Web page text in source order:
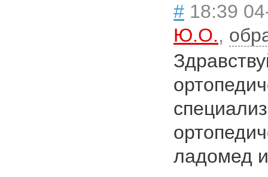
# 18:39
Ю.О.,
ладомед